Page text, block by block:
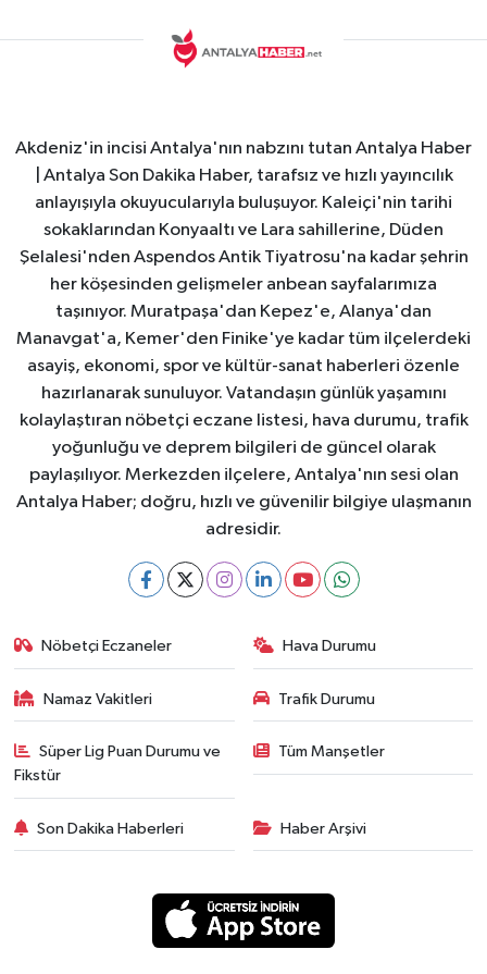
Akdeniz'in incisi Antalya'nın nabzını tutan Antalya Haber
| Antalya Son Dakika Haber, tarafsız ve hızlı yayıncılık
anlayışıyla okuyucularıyla buluşuyor. Kaleiçi'nin tarihi
sokaklarından Konyaaltı ve Lara sahillerine, Düden
Şelalesi'nden Aspendos Antik Tiyatrosu'na kadar şehrin
her köşesinden gelişmeler anbean sayfalarımıza
taşınıyor. Muratpaşa'dan Kepez'e, Alanya'dan
Manavgat'a, Kemer'den Finike'ye kadar tüm ilçelerdeki
asayiş, ekonomi, spor ve kültür-sanat haberleri özenle
hazırlanarak sunuluyor. Vatandaşın günlük yaşamını
kolaylaştıran nöbetçi eczane listesi, hava durumu, trafik
yoğunluğu ve deprem bilgileri de güncel olarak
paylaşılıyor. Merkezden ilçelere, Antalya'nın sesi olan
Antalya Haber; doğru, hızlı ve güvenilir bilgiye ulaşmanın
adresidir.
Nöbetçi Eczaneler Hava Durumu
Namaz Vakitleri Trafik Durumu
Süper Lig Puan Durumu ve
Fikstür
Tüm Manşetler
Son Dakika Haberleri Haber Arşivi